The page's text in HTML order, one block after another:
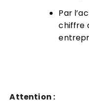
Par
chiffre
Attention :